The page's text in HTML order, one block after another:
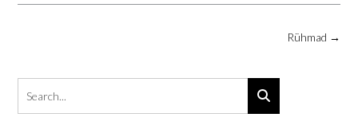
Rühmad →